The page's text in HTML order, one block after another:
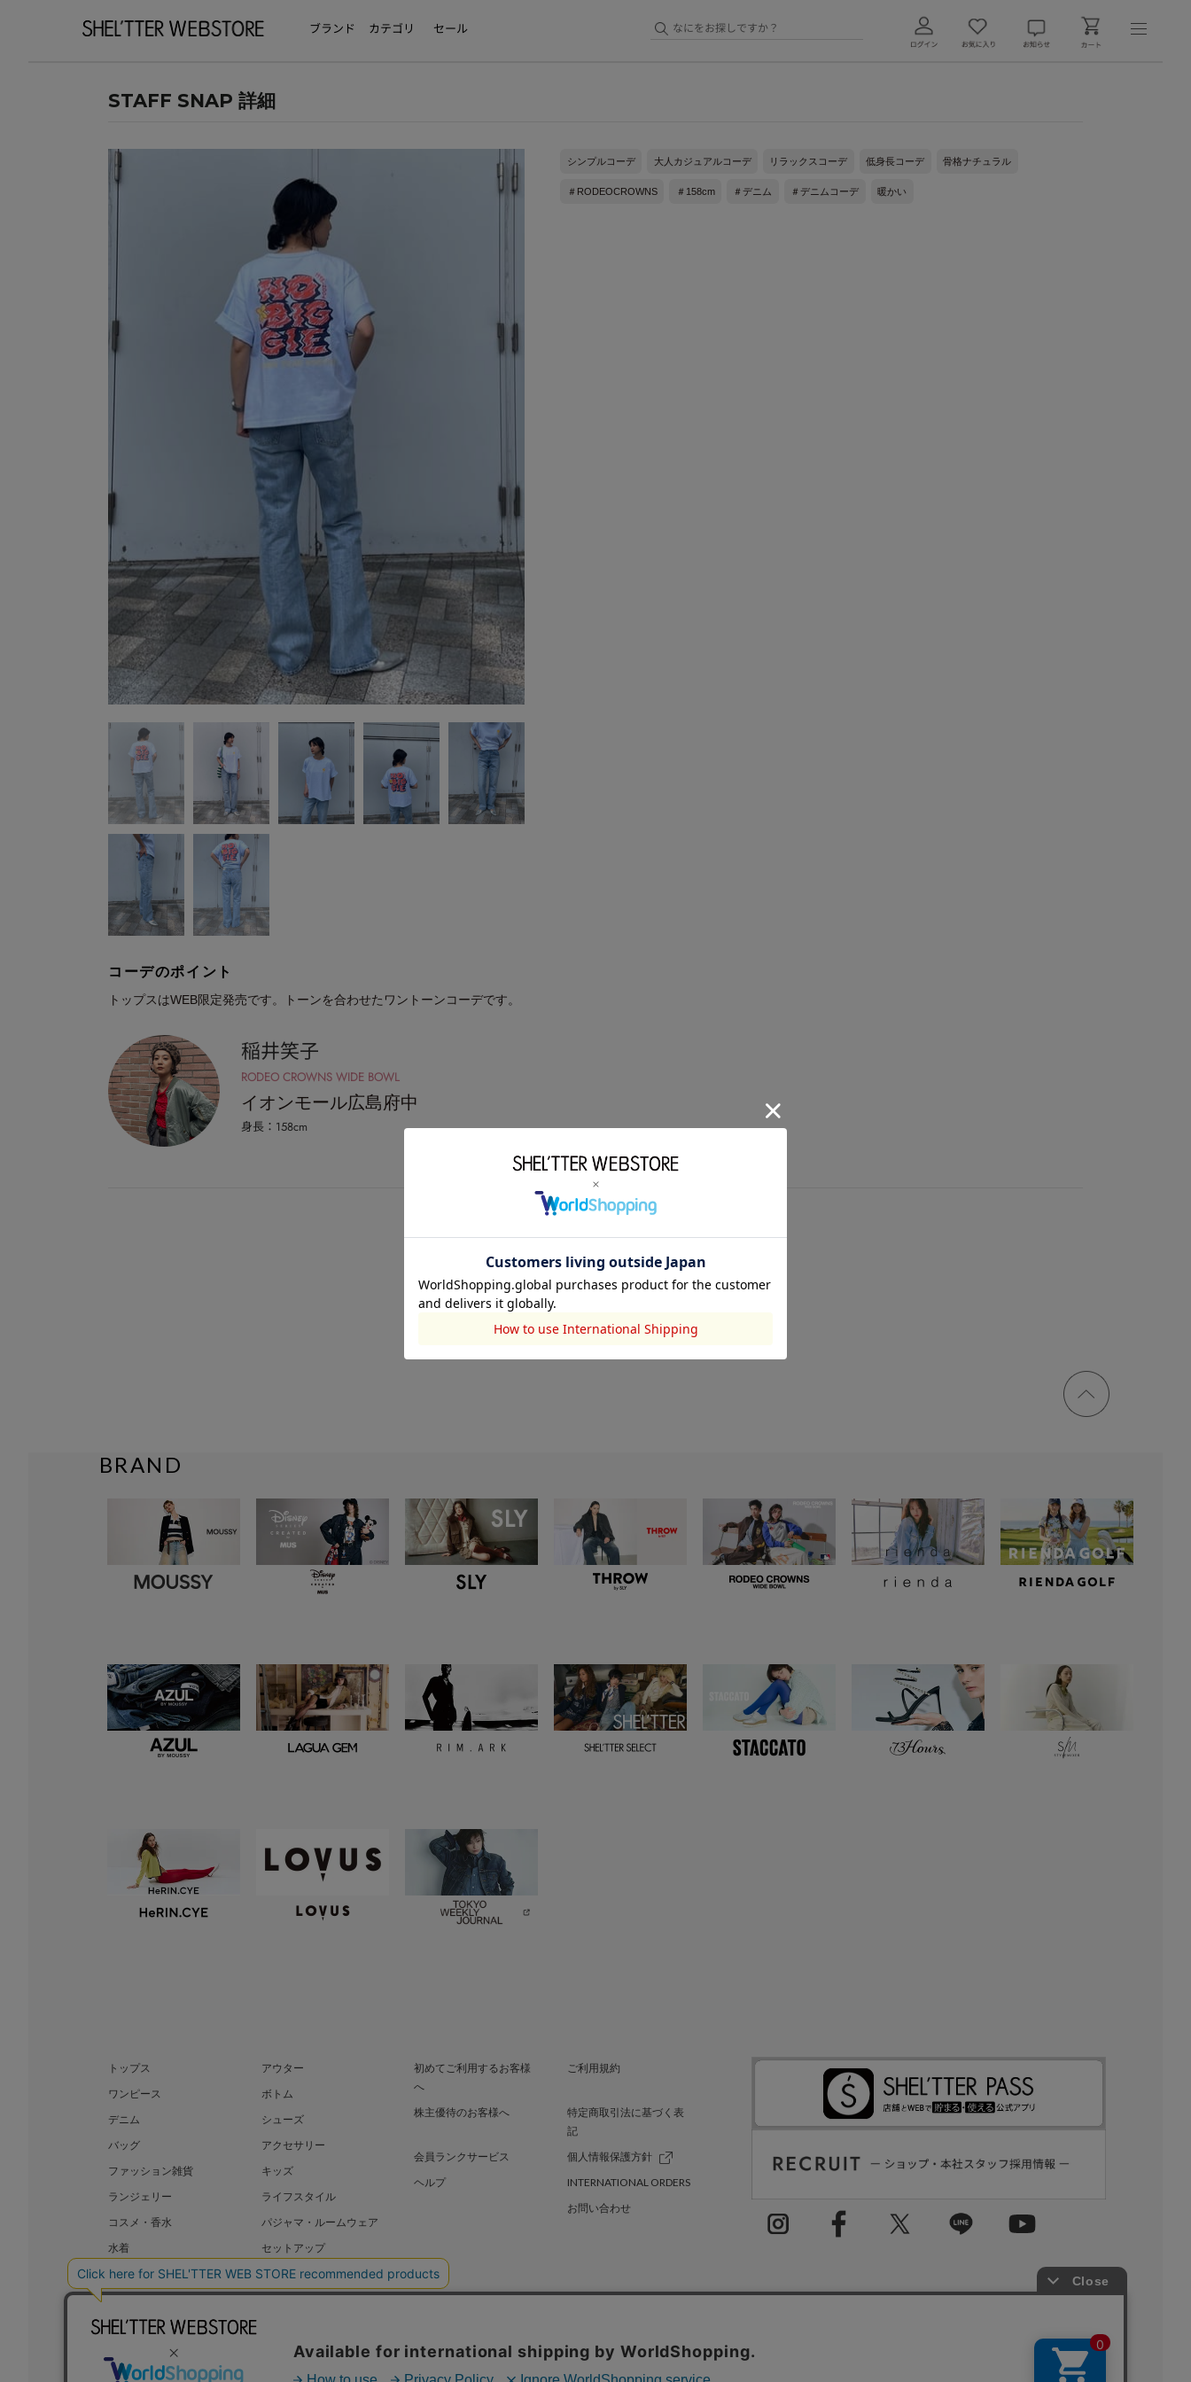
ブランド カテゴリ セール
STAFF SNAP 詳細
コーデのポイント
トップスはWEB限定発売です。トーンを合わせたワントーンコーデです。
稲井笑子
RODEO CROWNS WIDE BOWL
イオンモール広島府中
身長：158cm
シンプルコーデ 大人カジュアルコーデ リラックスコーデ 低身長コーデ 骨格ナチュラル
＃RODEOCROWNS ＃158cm ＃デニム ＃デニムコーデ 暖かい
ページ
トップ
に戻る
BRAND
トップス
アウター
ワンピース
ボトム
デニム
シューズ
バッグ
アクセサリー
ファッション雑貨
キッズ
ランジェリー
ライフスタイル
コスメ・香水
パジャマ・ルームウェア
水着
セットアップ
初めてご利用するお客様
へ
ご利用規約
株主優待のお客様へ
特定商取引法に基づく表
記
会員ランクサービス
個人情報保護方針
ヘルプ
INTERNATIONAL ORDERS
お問い合わせ
BAROQUE JAPAN LIMITED SHEL’TTER GREEN 採用情報